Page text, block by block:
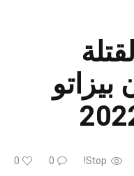
Stop!
0
0